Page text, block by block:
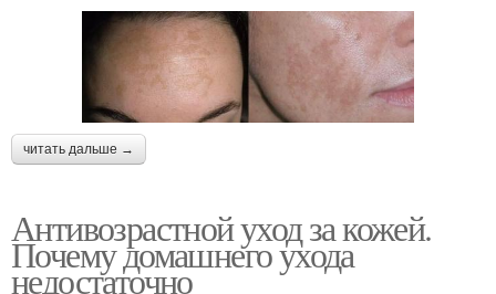
читать дальше →
Антивозрастной уход за кожей.
Почему домашнего ухода
недостаточно